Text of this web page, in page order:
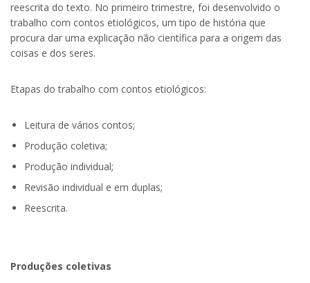
reescrita do texto. No primeiro trimestre, foi desenvolvido o
trabalho com contos etiológicos, um tipo de história que
procura dar uma explicação não científica para a origem das
coisas e dos seres.
Etapas do trabalho com contos etiológicos:
Leitura de vários contos;
Produção coletiva;
Produção individual;
Revisão individual e em duplas;
Reescrita.
Produções coletivas